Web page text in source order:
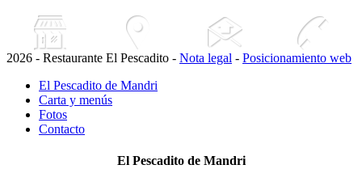
2026 - Restaurante El Pescadito - Nota legal - Posicionamiento web
El Pescadito de Mandri
Carta y menús
Fotos
Contacto
El Pescadito de Mandri